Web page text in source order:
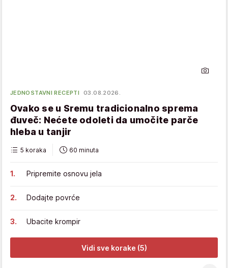
JEDNOSTAVNI RECEPTI 03.08.2026.
Ovako se u Sremu tradicionalno sprema
đuveč: Nećete odoleti da umočite parče
hleba u tanjir
5 koraka 60 minuta
Pripremite osnovu jela
Dodajte povrće
Ubacite krompir
Vidi sve korake (5)